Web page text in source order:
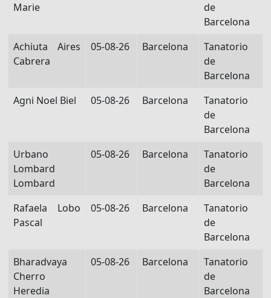
Marie
de
Barcelona
Achiuta Aires
Cabrera
05-08-26 Barcelona
Tanatorio
de
Barcelona
Agni Noel Biel
05-08-26 Barcelona
Tanatorio
de
Barcelona
Urbano
Lombard
Lombard
05-08-26 Barcelona
Tanatorio
de
Barcelona
Rafaela Lobo
Pascal
05-08-26 Barcelona
Tanatorio
de
Barcelona
Bharadvaya
Cherro
Heredia
05-08-26 Barcelona
Tanatorio
de
Barcelona